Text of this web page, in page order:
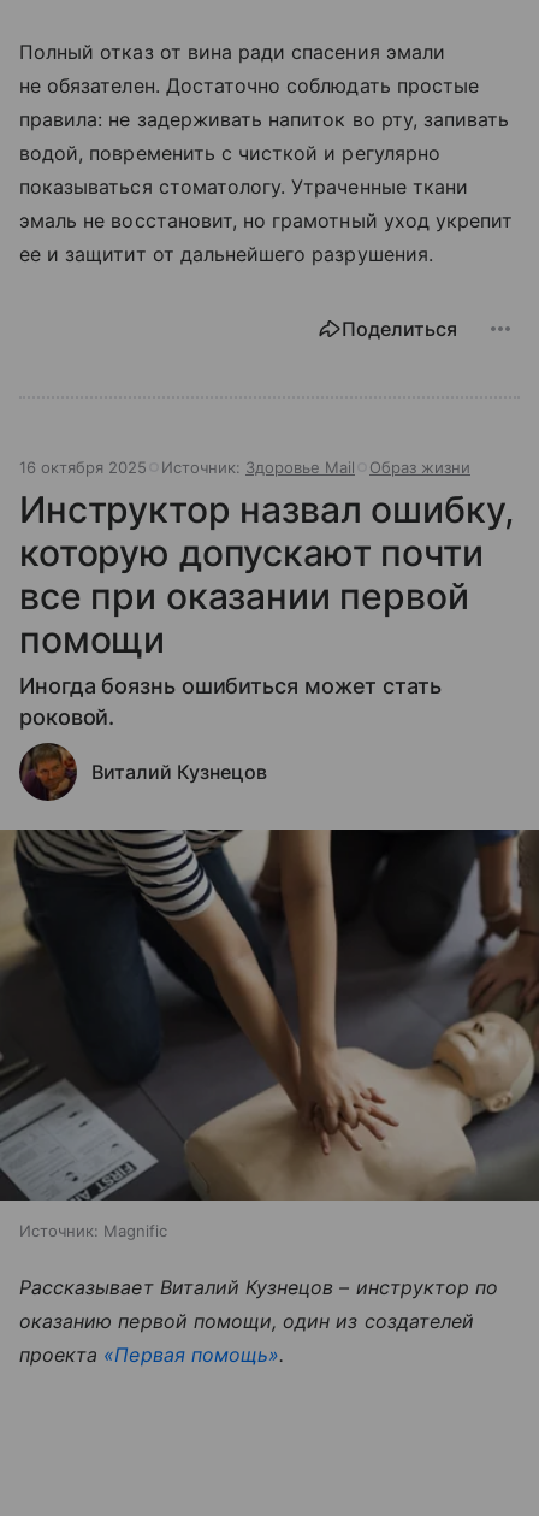
Полный отказ от вина ради спасения эмали
не обязателен. Достаточно соблюдать простые
правила: не задерживать напиток во рту, запивать
водой, повременить с чисткой и регулярно
показываться стоматологу. Утраченные ткани
эмаль не восстановит, но грамотный уход укрепит
ее и защитит от дальнейшего разрушения.
Поделиться
16 октября 2025 Источник: Здоровье Mail Образ жизни
Инструктор назвал ошибку,
которую допускают почти
все при оказании первой
помощи
Иногда боязнь ошибиться может стать
роковой.
Виталий Кузнецов
Источник: Magnific
Рассказывает Виталий Кузнецов – инструктор по
оказанию первой помощи, один из создателей
проекта «Первая помощь».